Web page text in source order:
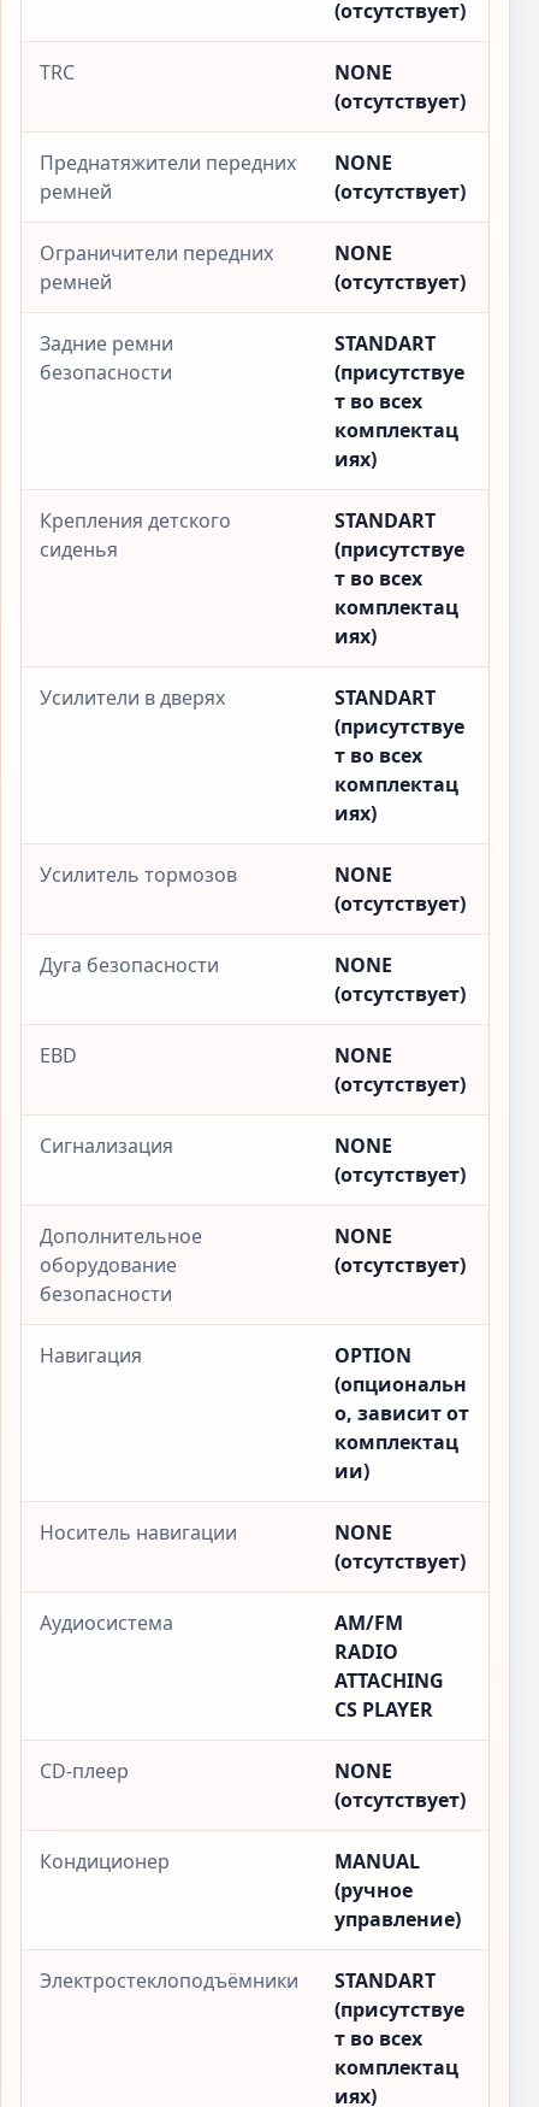
(отсутствует)
TRC
NONE
(отсутствует)
Преднатяжители передних
ремней
NONE
(отсутствует)
Ограничители передних
ремней
NONE
(отсутствует)
Задние ремни
безопасности
STANDART
(присутствуе
т во всех
комплектац
иях)
Крепления детского
сиденья
STANDART
(присутствуе
т во всех
комплектац
иях)
Усилители в дверях
STANDART
(присутствуе
т во всех
комплектац
иях)
Усилитель тормозов
NONE
(отсутствует)
Дуга безопасности
NONE
(отсутствует)
EBD
NONE
(отсутствует)
Сигнализация
NONE
(отсутствует)
Дополнительное
оборудование
безопасности
NONE
(отсутствует)
Навигация
OPTION
(опциональн
о, зависит от
комплектац
ии)
Носитель навигации
NONE
(отсутствует)
Аудиосистема
AM/FM
RADIO
ATTACHING
CS PLAYER
CD-плеер
NONE
(отсутствует)
Кондиционер
MANUAL
(ручное
управление)
Электростеклоподъёмники
STANDART
(присутствуе
т во всех
комплектац
иях)